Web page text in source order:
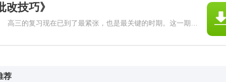
改技巧》
三的复习现在已到了最紧张，也是最关键的时期。这一期间
我的原则是：只要学生认真做了作业，我就一定要认真批改每
荐